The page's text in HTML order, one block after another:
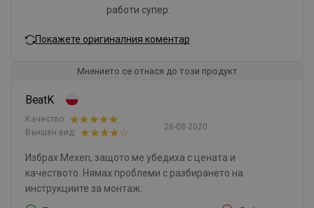
работи супер.
Покажете оригиналния коментар
Мнението се отнася до този продукт
BeatK
26-08-2020
Качество:
Външен вид:
Избрах Mexen, защото ме убедиха с цената и
качеството. Нямах проблеми с разбирането на
инструкциите за монтаж.